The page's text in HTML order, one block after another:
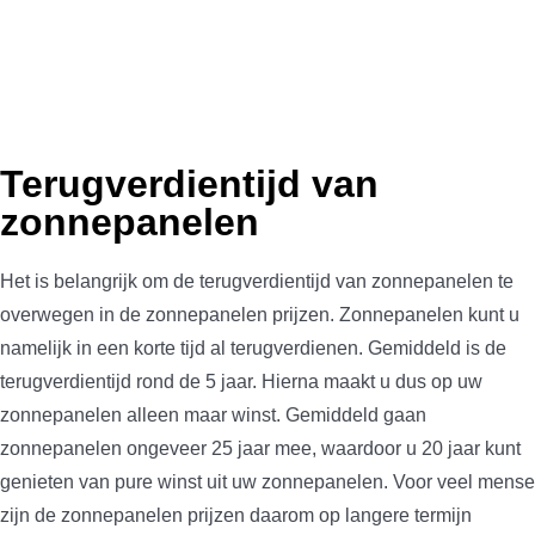
Terugverdientijd van
zonnepanelen
Het is belangrijk om de terugverdientijd van zonnepanelen te
overwegen in de zonnepanelen prijzen. Zonnepanelen kunt u
namelijk in een korte tijd al terugverdienen. Gemiddeld is de
terugverdientijd rond de 5 jaar. Hierna maakt u dus op uw
zonnepanelen alleen maar winst. Gemiddeld gaan
zonnepanelen ongeveer 25 jaar mee, waardoor u 20 jaar kunt
genieten van pure winst uit uw zonnepanelen. Voor veel
zijn de zonnepanelen prijzen daarom op langere termijn